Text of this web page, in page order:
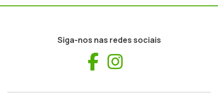
Siga-nos nas redes sociais
Facebook